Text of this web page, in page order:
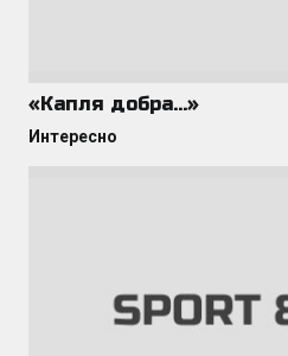
«Капля добра…»
Интересно